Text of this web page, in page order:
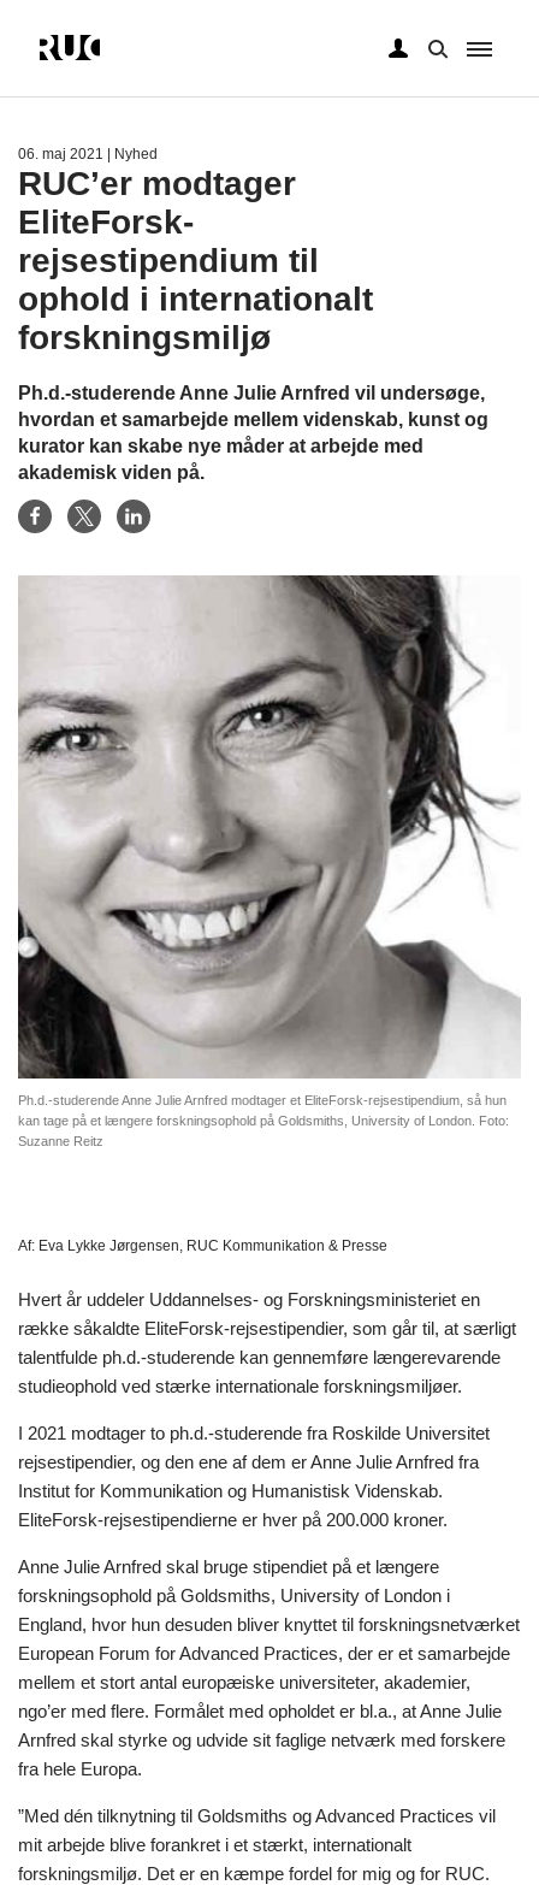
06. maj 2021 | Nyhed
RUC’er modtager
EliteForsk-
rejsestipendium til
ophold i internationalt
forskningsmiljø
Ph.d.-studerende Anne Julie Arnfred vil undersøge,
hvordan et samarbejde mellem videnskab, kunst og
kurator kan skabe nye måder at arbejde med
akademisk viden på.
Ph.d.-studerende Anne Julie Arnfred modtager et EliteForsk-rejsestipendium, så hun
kan tage på et længere forskningsophold på Goldsmiths, University of London. Foto:
Suzanne Reitz
Af: Eva Lykke Jørgensen, RUC Kommunikation & Presse
Hvert år uddeler Uddannelses- og Forskningsministeriet en
række såkaldte EliteForsk-rejsestipendier, som går til, at særligt
talentfulde ph.d.-studerende kan gennemføre længerevarende
studieophold ved stærke internationale forskningsmiljøer.
I 2021 modtager to ph.d.-studerende fra Roskilde Universitet
rejsestipendier, og den ene af dem er Anne Julie Arnfred fra
Institut for Kommunikation og Humanistisk Videnskab.
EliteForsk-rejsestipendierne er hver på 200.000 kroner.
Anne Julie Arnfred skal bruge stipendiet på et længere
forskningsophold på Goldsmiths, University of London i
England, hvor hun desuden bliver knyttet til forskningsnetværket
European Forum for Advanced Practices, der er et samarbejde
mellem et stort antal europæiske universiteter, akademier,
ngo’er med flere. Formålet med opholdet er bl.a., at Anne Julie
Arnfred skal styrke og udvide sit faglige netværk med forskere
fra hele Europa.
”Med dén tilknytning til Goldsmiths og Advanced Practices vil
mit arbejde blive forankret i et stærkt, internationalt
forskningsmiljø. Det er en kæmpe fordel for mig og for RUC.